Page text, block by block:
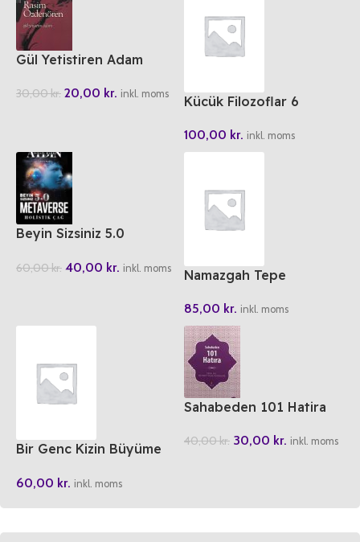
Gül Yetistiren Adam
30,00kr. 20,00 kr. inkl. moms
Kücük Filozoflar 6
Dünyalarin En Iyisi
100,00 kr. inkl. moms
Beyin Sizsiniz 5.0
60,00kr. 40,00 kr. inkl. moms Namazgah Tepe
85,00 kr. inkl. moms
Bir Genc Kizin Büyüme
60,00 kr. inkl. moms
Sahabeden 101 Hatira
40,00kr. 30,00 kr. inkl. moms